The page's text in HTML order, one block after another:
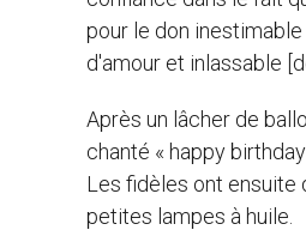
pour le don
d'amour et inlassable
Après un lâcher de
chanté « happy
Les fidèles ont ensuite
petites lampes à huile.